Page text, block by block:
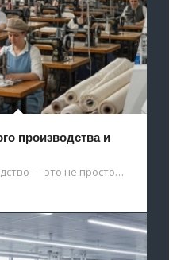
производства и
— это не просто…